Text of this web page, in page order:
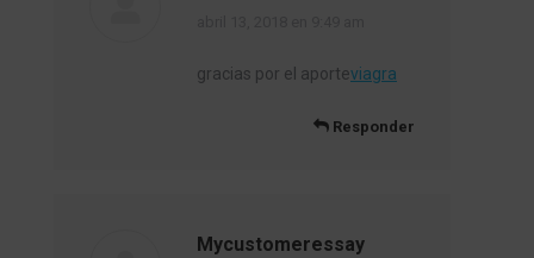
gracias por el aporteviagra
Responder
Mycustomeressay